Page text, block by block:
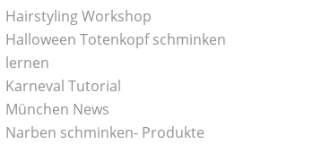
Hairstyling Workshop
Halloween Totenkopf schminken
lernen
Karneval Tutorial
München News
Narben schminken- Produkte